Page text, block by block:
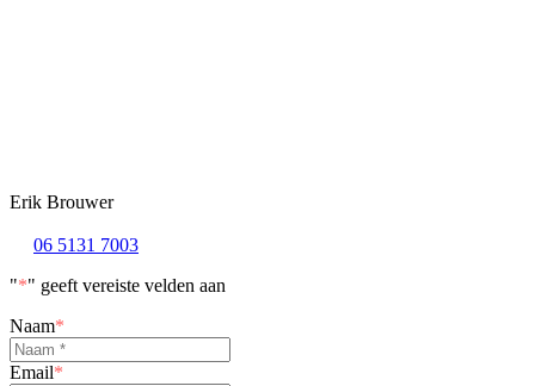
Erik Brouwer
06 5131 7003
"*" geeft vereiste velden aan
Naam*
Email*